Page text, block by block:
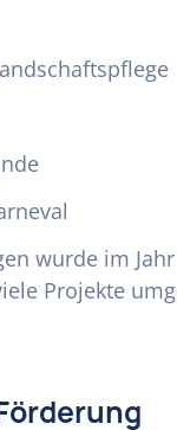
wurde im
Projekte